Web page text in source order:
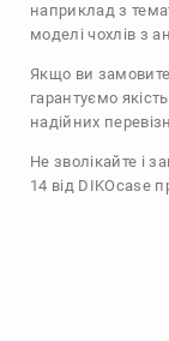
наприклад з
моделі чохлів з
Якщо ви
гарантуємо
надійних
Не зволікайте і
14 від DIKOcase